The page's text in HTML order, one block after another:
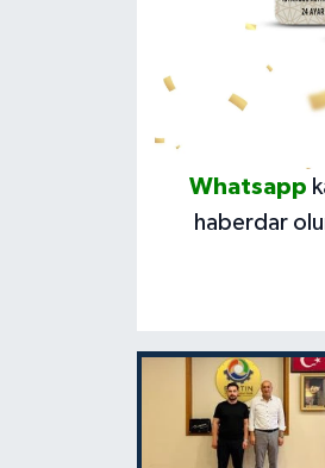
Whatsapp
haberdar